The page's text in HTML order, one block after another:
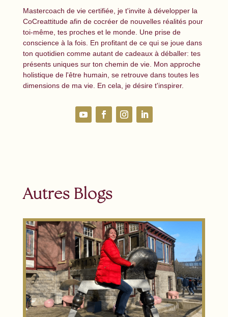
Mastercoach de vie certifiée, je t'invite à développer la
CoCreattitude afin de cocréer de nouvelles réalités pour
toi-même, tes proches et le monde. Une prise de
conscience à la fois. En profitant de ce qui se joue dans
ton quotidien comme autant de cadeaux à déballer: tes
présents uniques sur ton chemin de vie. Mon approche
holistique de l'être humain, se retrouve dans toutes les
dimensions de ma vie. En cela, je désire t'inspirer.
Autres Blogs